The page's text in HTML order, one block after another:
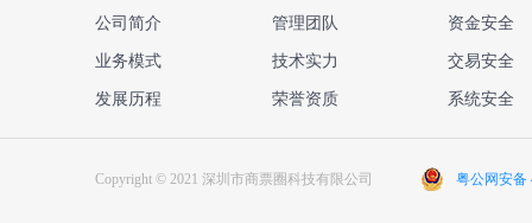
公司简介
业务模式
发展历程
管理团队
技术实力
荣誉资质
资金安全
交易安全
系统安全
Copyright © 2021 深圳市商票圈科技有限公司 粤公网安备